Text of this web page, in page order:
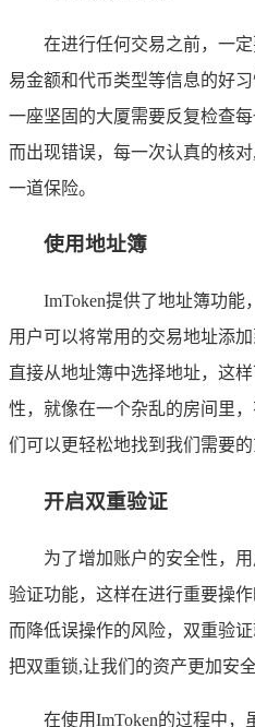
在进行任何交易之前，一
易金额和代币类型等信息的好
一座坚固的大厦需要反复检查
而出现错误，每一次认真的核
一道保险。
使用地址簿
ImToken提供了地址簿功能
用户可以将常用的交易地址添
直接从地址簿中选择地址，这
性，就像在一个杂乱的房间里
们可以更轻松地找到我们需要的
开启双重验证
为了增加账户的安全性，
验证功能，这样在进行重要操
而降低误操作的风险，双重验
把双重锁,让我们的资产更加安全
在使用ImToken的过程中